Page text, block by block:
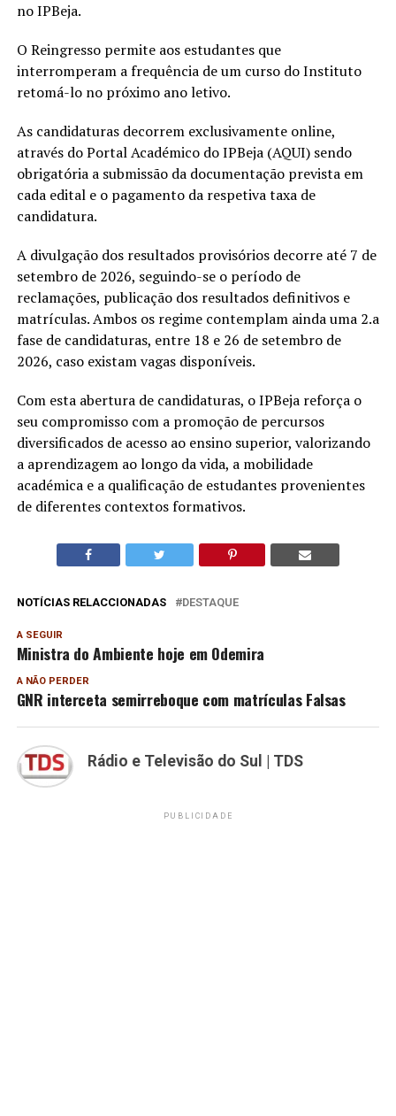
no IPBeja.
O Reingresso permite aos estudantes que
interromperam a frequência de um curso do Instituto
retomá-lo no próximo ano letivo.
As candidaturas decorrem exclusivamente online,
através do Portal Académico do IPBeja (AQUI) sendo
obrigatória a submissão da documentação prevista em
cada edital e o pagamento da respetiva taxa de
candidatura.
A divulgação dos resultados provisórios decorre até 7 de
setembro de 2026, seguindo-se o período de
reclamações, publicação dos resultados definitivos e
matrículas. Ambos os regime contemplam ainda uma 2.a
fase de candidaturas, entre 18 e 26 de setembro de
2026, caso existam vagas disponíveis.
Com esta abertura de candidaturas, o IPBeja reforça o
seu compromisso com a promoção de percursos
diversificados de acesso ao ensino superior, valorizando
a aprendizagem ao longo da vida, a mobilidade
académica e a qualificação de estudantes provenientes
de diferentes contextos formativos.
NOTÍCIAS RELACCIONADAS DESTAQUE
A SEGUIR
Ministra do Ambiente hoje em Odemira
A NÃO PERDER
GNR interceta semirreboque com matrículas Falsas
Rádio e Televisão do Sul | TDS
PUBLICIDADE